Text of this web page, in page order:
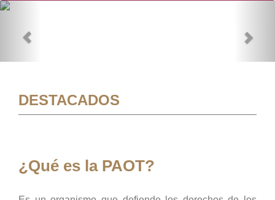
DESTACADOS
¿Qué es la PAOT?